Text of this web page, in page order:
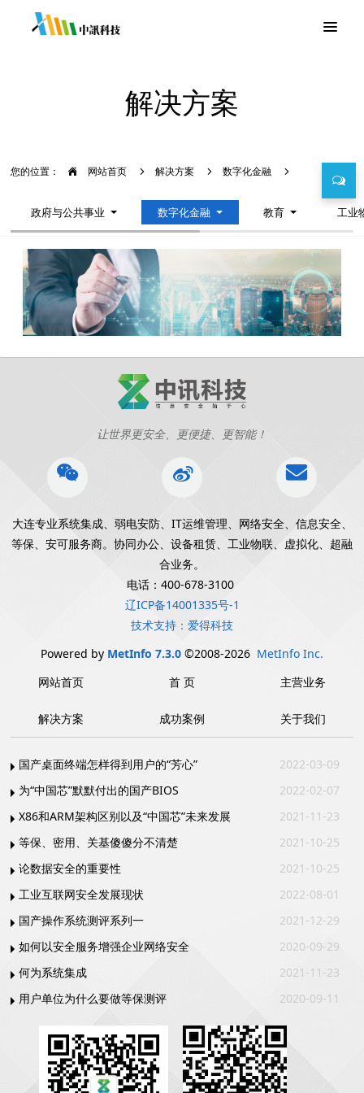
解决方案
您的位置： 网站首页 解决方案 数字化金融
政府与公共事业 数字化金融 教育 工业
让世界更安全、更便捷、更智能！
大连专业系统集成、弱电安防、IT运维管理、网络安全、信息安全、
等保、安可服务商。协同办公、设备租赁、工业物联、虚拟化、超融
合业务。
电话：400-678-3100
辽ICP备14001335号-1
技术支持：爱得科技
Powered by MetInfo 7.3.0 ©2008-2026 MetInfo Inc.
网站首页
首 页 主营业务
解决方案 成功案例 关于我们
国产桌面终端怎样得到用户的“芳心”
2022-03-09
为“中国芯”默默付出的国产BIOS
2022-02-07
X86和ARM架构区别以及“中国芯”未来发展
2021-11-23
等保、密用、关基傻傻分不清楚
2021-10-25
论数据安全的重要性
2021-10-25
工业互联网安全发展现状
2022-08-01
国产操作系统测评系列一
2021-12-29
如何以安全服务增强企业网络安全
2020-09-29
何为系统集成
2021-11-23
用户单位为什么要做等保测评
2020-09-11